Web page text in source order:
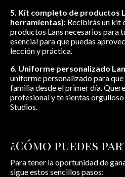
5. Kit completo de productos
herramientas): Recibirás un kit
productos Lans necesarios para
esencial para que puedas
lección y práctica.
6. Uniforme personalizado
uniforme personalizado para
familia desde el primer día.
profesional y te sientas orgulloso
Studios.
¿Cómo puedes
Para tener la oportunidad de
sigue estos sencillos pasos: